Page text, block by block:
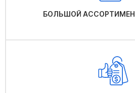
БОЛЬШОЙ